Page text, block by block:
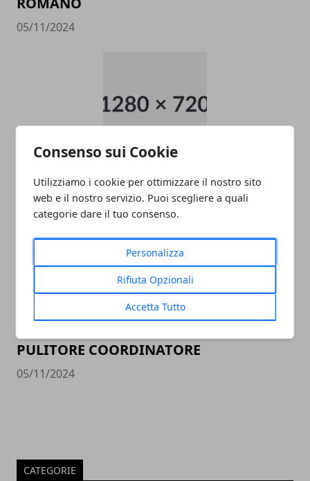
Consenso sui Cookie
Utilizziamo i cookie per ottimizzare il nostro sito
web e il nostro servizio. Puoi scegliere a quali
categorie dare il tuo consenso.
Personalizza
Rifiuta Opzionali
Accetta Tutto
05/11/2024
data entry
05/11/2024
PULITORE COORDINATORE
05/11/2024
CATEGORIE